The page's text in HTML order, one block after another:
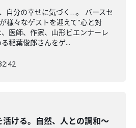
自分の幸せに気づく…。 バースセ
様々なゲストを迎えて"心と対
医師、作家、山形ビエンナーレ
稲葉俊郎さんをゲ...
活ける。自然、人との調和～